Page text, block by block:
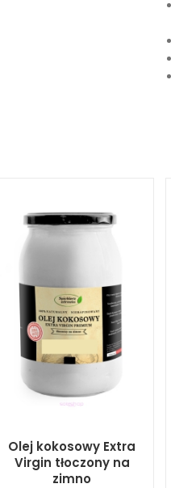
Olej kokosowy Extra
Virgin tłoczony na
zimno